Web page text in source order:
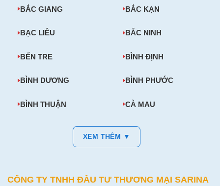
BẮC GIANG BẮC KẠN
BẠC LIÊU BẮC NINH
BẾN TRE BÌNH ĐỊNH
BÌNH DƯƠNG BÌNH PHƯỚC
BÌNH THUẬN CÀ MAU
XEM THÊM ▼
CÔNG TY TNHH ĐẦU TƯ THƯƠNG MẠI SARINA